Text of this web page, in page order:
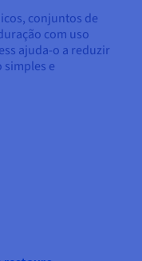
conjuntos de
com uso
ajuda-o a reduzir
e